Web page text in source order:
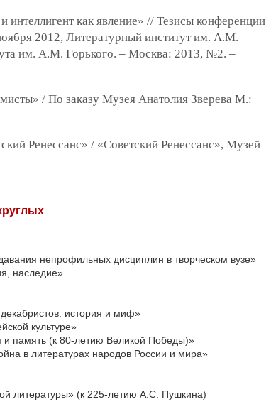
интеллигент как явление» // Тезисы конференции
2012, Литературный институт им. А.М.
им. А.М. Горького. – Москва: 2013, №2. –
/ По заказу Музея Анатолия Зверева М.:
Ренессанс» / «Советский Ренессанс», Музей
непрофильных дисциплин в творческом вузе»
наследие»
история и миф»
культуре»
и память (к 80-летию Великой Победы)»
в литературах народов России и мира»
литературы» (к 225-летию А.С. Пушкина)